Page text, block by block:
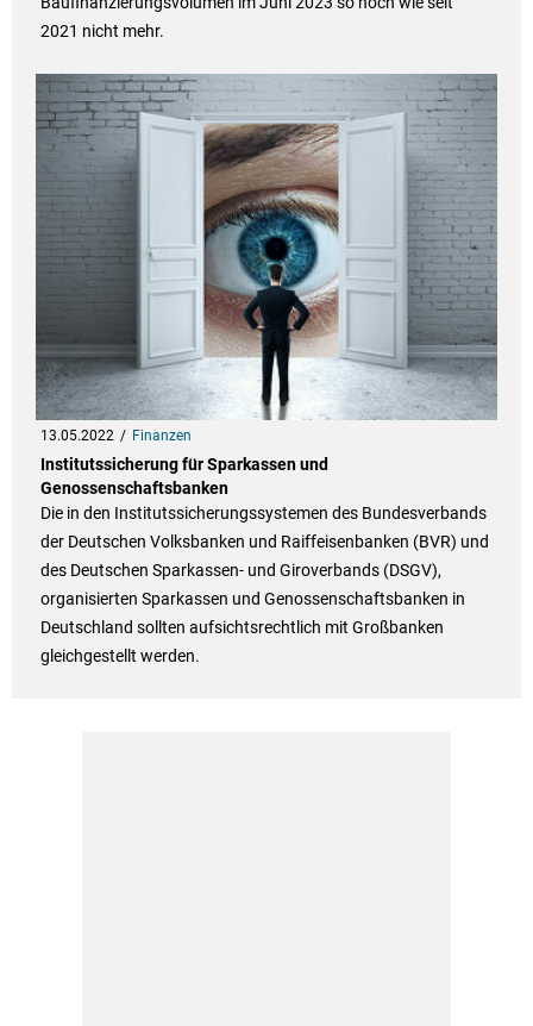
2021 nicht mehr.
13.05.2022 Finanzen
Institutssicherung für Sparkassen und
Genossenschaftsbanken
Die in den Institutssicherungssystemen des Bundesverbands
der Deutschen Volksbanken und Raiffeisenbanken (BVR) und
des Deutschen Sparkassen- und Giroverbands (DSGV),
organisierten Sparkassen und Genossenschaftsbanken in
Deutschland sollten aufsichtsrechtlich mit Großbanken
gleichgestellt werden.